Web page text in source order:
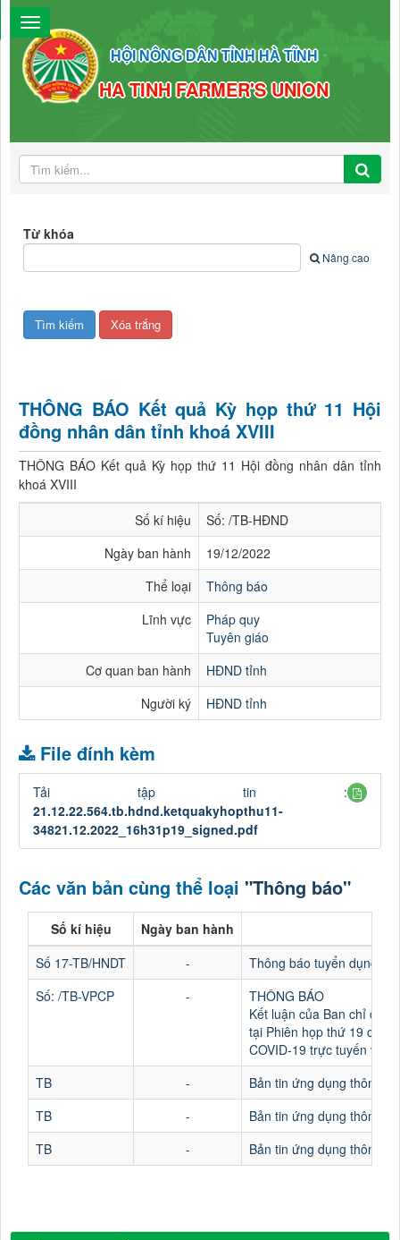
HỘI NÔNG DÂN TỈNH HÀ TĨNH
HA TINH FARMER'S UNION
Từ khóa
Nâng cao
THÔNG BÁO Kết quả Kỳ họp thứ 11 Hội
đồng nhân dân tỉnh khoá XVIII
THÔNG BÁO Kết quả Kỳ họp thứ 11 Hội đồng nhân dân tỉnh
khoá XVIII
Số kí hiệu
Số: /TB-HĐND
Ngày ban hành
19/12/2022
Thể loại
Thông báo
Lĩnh vực
Pháp quy
Tuyên giáo
Cơ quan ban hành
HĐND tỉnh
Người ký
HĐND tỉnh
File đính kèm
Tải tập tin :
21.12.22.564.tb.hdnd.ketquakyhopthu11-
34821.12.2022_16h31p19_signed.pdf
Các văn bản cùng thể loại "Thông báo"
Số kí hiệu
Ngày ban hành
Số 17-TB/HNDT
-
Thông báo tuyển dụng
Số: /TB-VPCP
-
THÔNG BÁO
Kết luận của Ban chỉ đạo
tại Phiên họp thứ 19 của
COVID-19 trực tuyến với
TB
-
Bản tin ứng dụng thông
TB
-
Bản tin ứng dụng thông
TB
- Bản tin ứng dụng thông